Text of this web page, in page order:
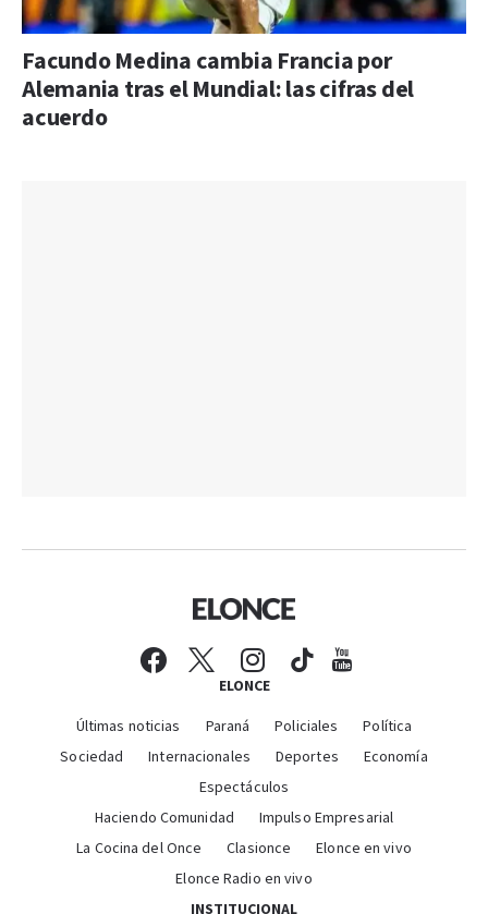
Facundo Medina cambia Francia por
Alemania tras el Mundial: las cifras del
acuerdo
ELONCE
Últimas noticias Paraná Policiales
Política
Sociedad
Internacionales Deportes
Economía
Espectáculos
Haciendo Comunidad
Impulso Empresarial
La Cocina del Once
Clasionce
Elonce en vivo
Elonce Radio en vivo
INSTITUCIONAL